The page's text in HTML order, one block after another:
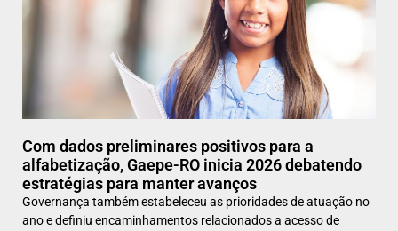
Com dados preliminares positivos para a
alfabetização, Gaepe-RO inicia 2026 debatendo
estratégias para manter avanços
Governança também estabeleceu as prioridades de atuação no
ano e definiu encaminhamentos relacionados a acesso de